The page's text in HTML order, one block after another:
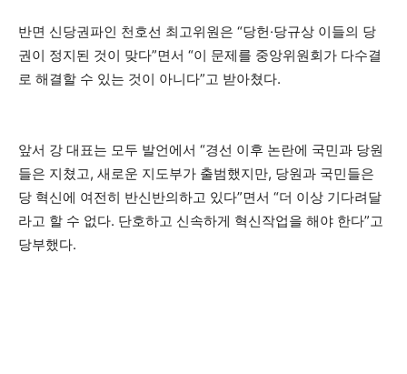
반면 신당권파인 천호선 최고위원은 “당헌·당규상 이들의 당
권이 정지된 것이 맞다”면서 “이 문제를 중앙위원회가 다수결
로 해결할 수 있는 것이 아니다”고 받아쳤다.
앞서 강 대표는 모두 발언에서 “경선 이후 논란에 국민과 당원
들은 지쳤고, 새로운 지도부가 출범했지만, 당원과 국민들은
당 혁신에 여전히 반신반의하고 있다”면서 “더 이상 기다려달
라고 할 수 없다. 단호하고 신속하게 혁신작업을 해야 한다”고
당부했다.